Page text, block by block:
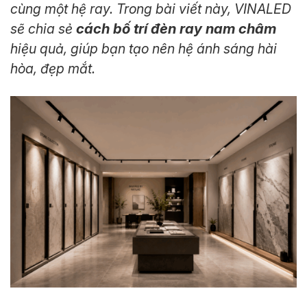
cùng một hệ ray. Trong bài viết này, VINALED
sẽ chia sẻ cách bố trí đèn ray nam châm
hiệu quả, giúp bạn tạo nên hệ ánh sáng hài
hòa, đẹp mắt.